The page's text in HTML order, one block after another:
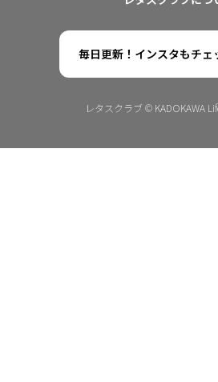
毎日更新！インスタもチェ
レタスクラブ © KADOKAWA